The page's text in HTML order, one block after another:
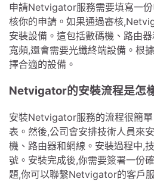
申請Netvigator服務需要填寫一
核你的申請。如果通過審核
安裝設備。這包括數碼機、路由
寬頻,還會需要光纖終端設備。根
擇合適的設備。
Netvigator的安裝流程是怎
安裝Netvigator服務的流程很簡
表。然後,公司會安排技術人員來
機、路由器和網線。安裝過程中,
號。安裝完成後,你需要簽署一份
題,你可以聯繫Netvigator的客戶